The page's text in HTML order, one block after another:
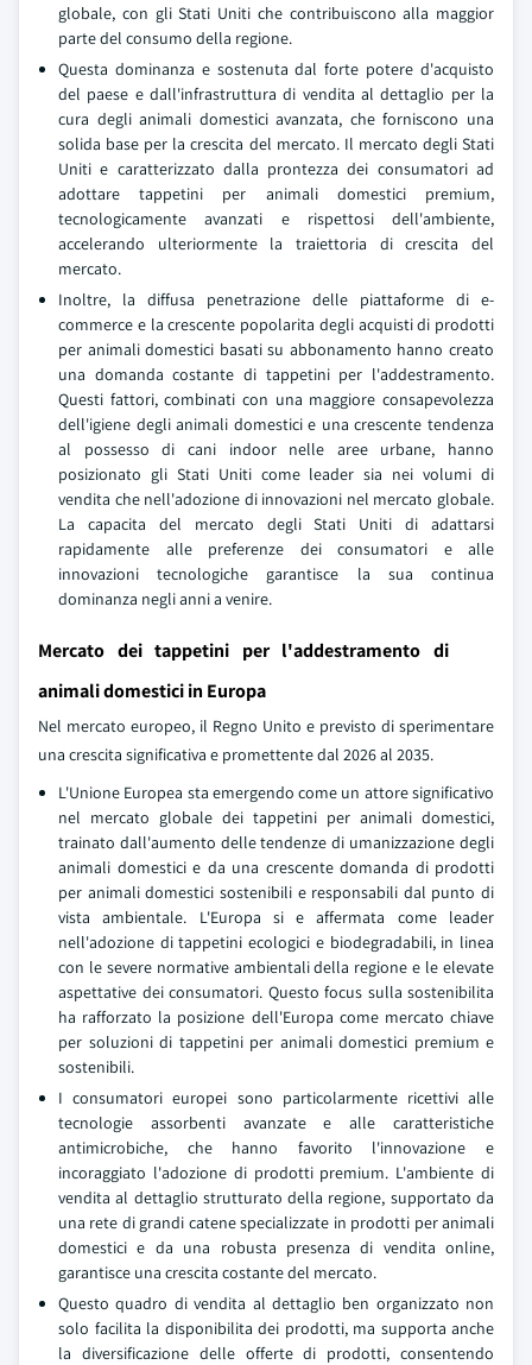
globale, con gli Stati Uniti che contribuiscono alla maggior
parte del consumo della regione.
Questa dominanza e sostenuta dal forte potere d'acquisto
del paese e dall'infrastruttura di vendita al dettaglio per la
cura degli animali domestici avanzata, che forniscono una
solida base per la crescita del mercato. Il mercato degli Stati
Uniti e caratterizzato dalla prontezza dei consumatori ad
adottare tappetini per animali domestici premium,
tecnologicamente avanzati e rispettosi dell'ambiente,
accelerando ulteriormente la traiettoria di crescita del
mercato.
Inoltre, la diffusa penetrazione delle piattaforme di e-
commerce e la crescente popolarita degli acquisti di prodotti
per animali domestici basati su abbonamento hanno creato
una domanda costante di tappetini per l'addestramento.
Questi fattori, combinati con una maggiore consapevolezza
dell'igiene degli animali domestici e una crescente tendenza
al possesso di cani indoor nelle aree urbane, hanno
posizionato gli Stati Uniti come leader sia nei volumi di
vendita che nell'adozione di innovazioni nel mercato globale.
La capacita del mercato degli Stati Uniti di adattarsi
rapidamente alle preferenze dei consumatori e alle
innovazioni tecnologiche garantisce la sua continua
dominanza negli anni a venire.
Mercato dei tappetini per l'addestramento di
animali domestici in Europa
Nel mercato europeo, il Regno Unito e previsto di sperimentare
una crescita significativa e promettente dal 2026 al 2035.
L'Unione Europea sta emergendo come un attore significativo
nel mercato globale dei tappetini per animali domestici,
trainato dall'aumento delle tendenze di umanizzazione degli
animali domestici e da una crescente domanda di prodotti
per animali domestici sostenibili e responsabili dal punto di
vista ambientale. L'Europa si e affermata come leader
nell'adozione di tappetini ecologici e biodegradabili, in linea
con le severe normative ambientali della regione e le elevate
aspettative dei consumatori. Questo focus sulla sostenibilita
ha rafforzato la posizione dell'Europa come mercato chiave
per soluzioni di tappetini per animali domestici premium e
sostenibili.
I consumatori europei sono particolarmente ricettivi alle
tecnologie assorbenti avanzate e alle caratteristiche
antimicrobiche, che hanno favorito l'innovazione e
incoraggiato l'adozione di prodotti premium. L'ambiente di
vendita al dettaglio strutturato della regione, supportato da
una rete di grandi catene specializzate in prodotti per animali
domestici e da una robusta presenza di vendita online,
garantisce una crescita costante del mercato.
Questo quadro di vendita al dettaglio ben organizzato non
solo facilita la disponibilita dei prodotti, ma supporta anche
la diversificazione delle offerte di prodotti, consentendo